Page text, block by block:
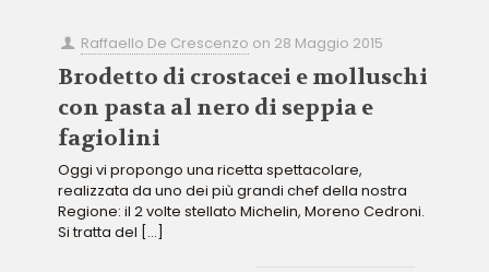
Raffaello De Crescenzo on 28 Maggio 2015
Brodetto di crostacei e molluschi
con pasta al nero di seppia e
fagiolini
Oggi vi propongo una ricetta spettacolare,
realizzata da uno dei più grandi chef della nostra
Regione: il 2 volte stellato Michelin, Moreno Cedroni.
Si tratta del […]